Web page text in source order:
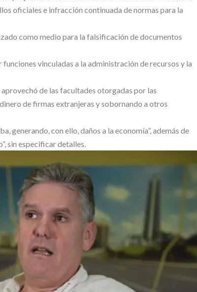
oficiales e infracción continuada de normas para la
como medio para la falsificación de documentos
vinculadas a la administración de recursos y la
de las facultades otorgadas por las
de firmas extranjeras y sobornando a otros
generando, con ello, daños a la economía”, además de
sin especificar detalles.